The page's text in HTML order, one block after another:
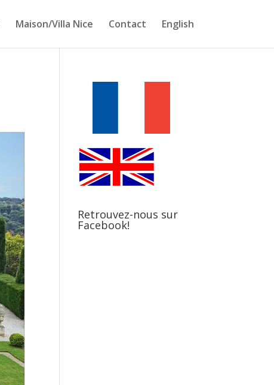
Maison/Villa Nice Contact English
Retrouvez-nous sur
Facebook!